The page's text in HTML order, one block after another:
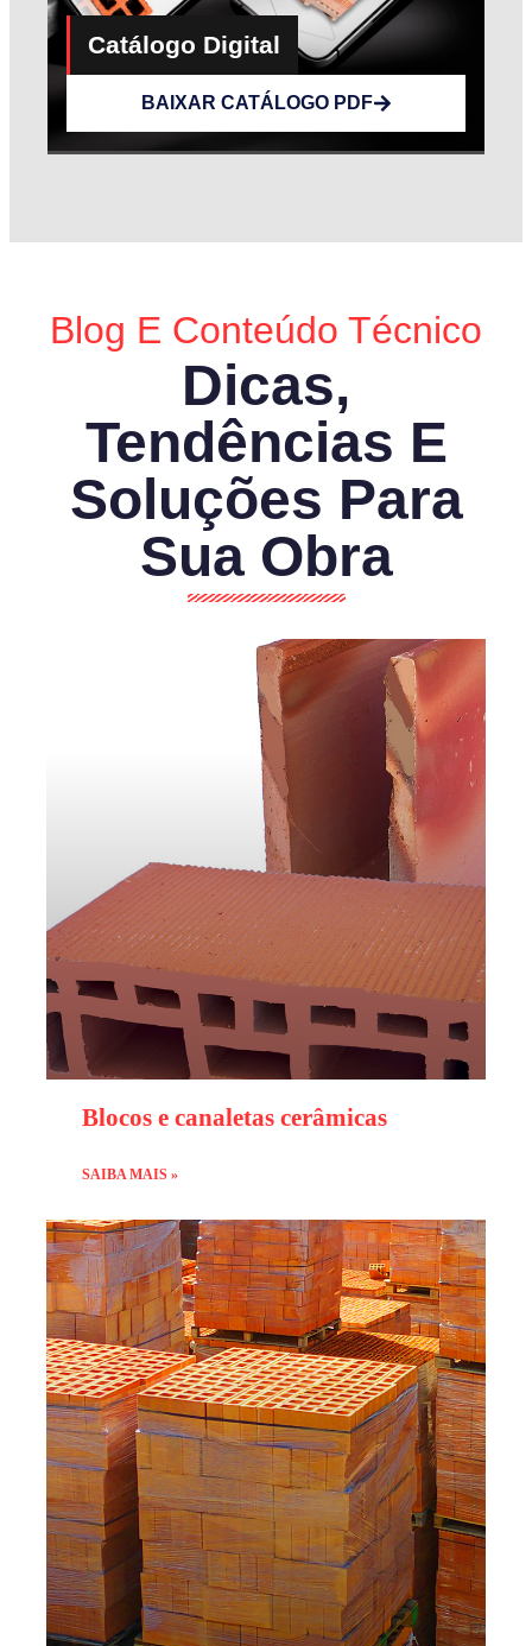
Catálogo Digital​
BAIXAR CATÁLOGO PDF
Blog E Conteúdo Técnico
Dicas,
Tendências E
Soluções Para
Sua Obra
Blocos e canaletas cerâmicas
SAIBA MAIS »